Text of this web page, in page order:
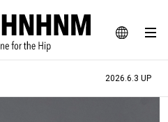
JA
EN
SNAP
ャー、ライフスタイルWEBマガジン
2026.6.3 UP